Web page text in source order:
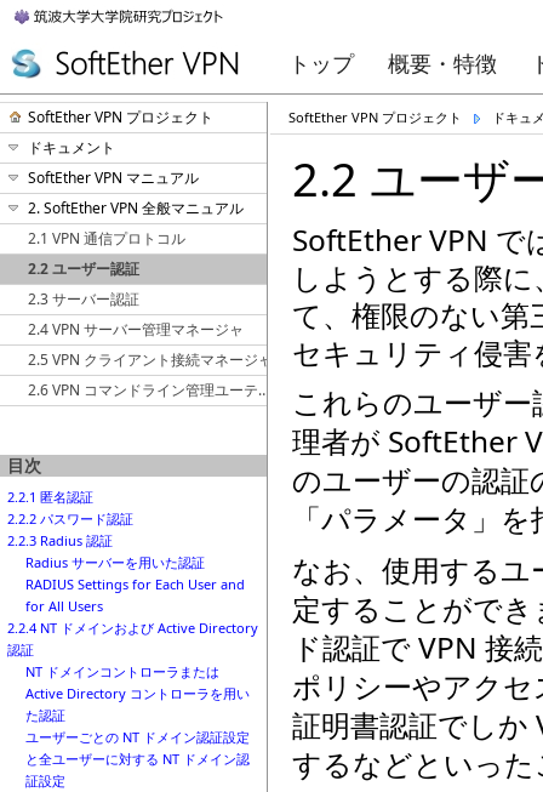
トップ 概要・特徴
SoftEther VPN プロジェクト
ドキュメント
SoftEther VPN マニュアル
2. SoftEther VPN 全般マニュアル
2.1 VPN 通信プロトコル
2.2 ユーザー認証
2.3 サーバー認証
2.4 VPN サーバー管理マネージャ
2.5 VPN クライアント接続マネージャ
2.6 VPN コマンドライン管理ユーティリティ (vpncmd)
目次
2.2.1 匿名認証
2.2.2 パスワード認証
2.2.3 Radius 認証
Radius サーバーを用いた認証
RADIUS Settings for Each User and
for All Users
2.2.4 NT ドメインおよび Active Directory
認証
NT ドメインコントローラまたは
Active Directory コントローラを用い
た認証
ユーザーごとの NT ドメイン認証設定
と全ユーザーに対する NT ドメイン認
証設定
SoftEther VPN プロジェクト ドキュ
2.2 ユーザ
SoftEther VPN で
しようとする際
て、権限のない
セキュリティ侵
これらのユーザ
理者が SoftEther
のユーザーの認証
「パラメータ」
なお、使用する
定することがで
ド認証で VPN 接
ポリシーやアク
証明書認証でしか
するなどといっ